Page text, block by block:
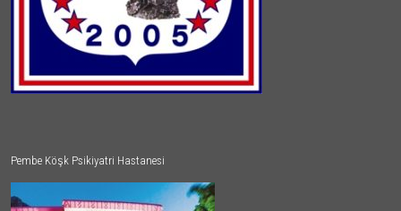
Pembe Köşk Psikiyatri Hastanesi